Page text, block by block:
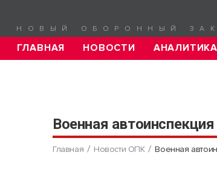
НОВЫЙ ОБОРОННЫЙ
ГЛАВНАЯ НОВОСТИ АНАЛИТИКА
Военная
Главная Новости ОПК Военная